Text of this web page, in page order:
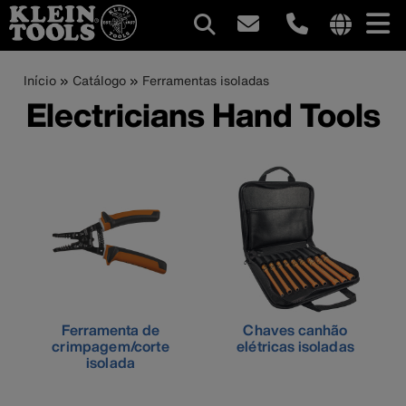
Pular
menu
Navegação
principal
Trilha
de
Início Catálogo Ferramentas isoladas
Electricians Hand Tools
Ferramenta de
crimpagem/corte
isolada
Chaves canhão
elétricas isoladas